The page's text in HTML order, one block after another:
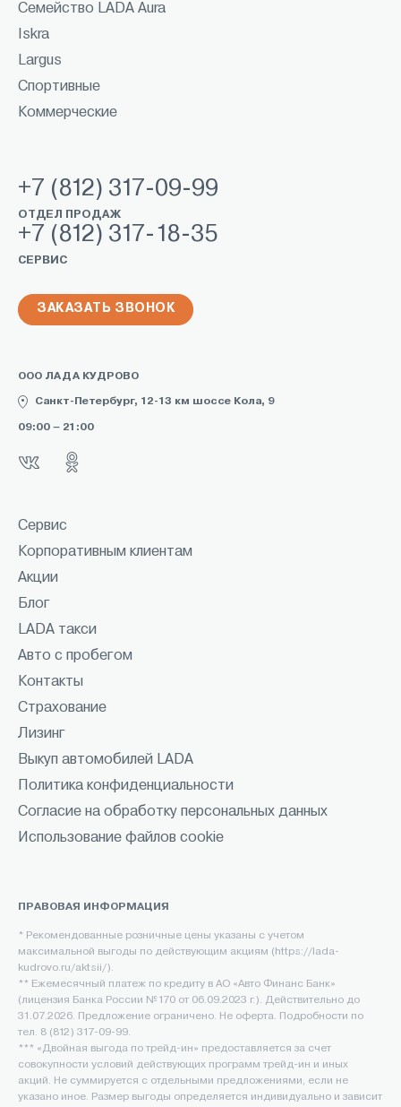
Семейство LADA Aura
Iskra
Largus
Спортивные
Коммерческие
+7 (812) 317-09-99
ОТДЕЛ ПРОДАЖ
+7 (812) 317-18-35
СЕРВИС
ЗАКАЗАТЬ ЗВОНОК
ООО ЛАДА КУДРОВО
Санкт-Петербург, 12-13 км шоссе Кола, 9
09:00 – 21:00
Сервис
Корпоративным клиентам
Акции
Блог
LADA такси
Авто с пробегом
Контакты
Страхование
Лизинг
Выкуп автомобилей LADA
Политика конфиденциальности
Согласие на обработку персональных данных
Использование файлов cookie
ПРАВОВАЯ ИНФОРМАЦИЯ
* Рекомендованные розничные цены указаны с учетом
максимальной выгоды по действующим акциям (https://lada-
kudrovo.ru/aktsii/).
** Ежемесячный платеж по кредиту в АО «Авто Финанс Банк»
(лицензия Банка России №170 от 06.09.2023 г.). Действительно до
31.07.2026. Предложение ограничено. Не оферта. Подробности по
тел. 8 (812) 317-09-99.
*** «Двойная выгода по трейд-ин» предоставляется за счет
совокупности условий действующих программ трейд-ин и иных
акций. Не суммируется с отдельными предложениями, если не
указано иное. Размер выгоды определяется индивидуально и зависит